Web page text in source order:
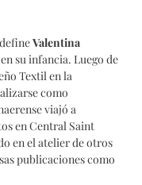
Valentina
su infancia. Luego de
Textil en la
como
viajó a
en Central Saint
en el atelier de otros
publicaciones como